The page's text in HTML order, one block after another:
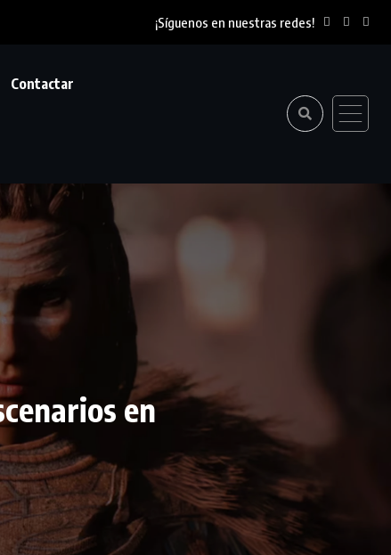
¡Síguenos en nuestras redes!
Contactar
en